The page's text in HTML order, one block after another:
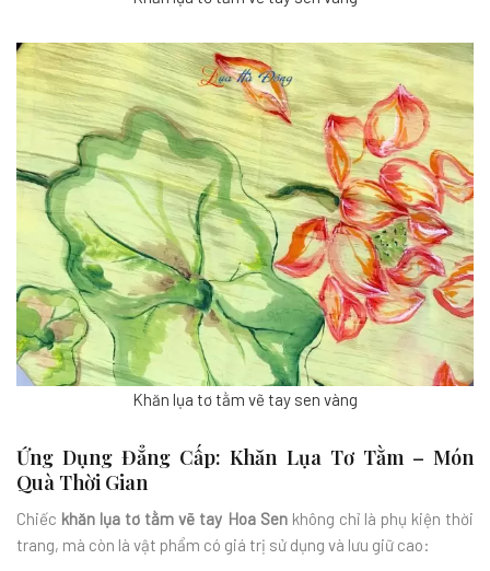
Khăn lụa tơ tằm vẽ tay sen vàng
Ứng Dụng Đẳng Cấp: Khăn Lụa Tơ Tằm – Món
Quà Thời Gian
Chiếc khăn lụa tơ tằm vẽ tay Hoa Senkhông chỉ là phụ kiện thời
trang, mà còn là vật phẩm có giá trị sử dụng và lưu giữ cao: